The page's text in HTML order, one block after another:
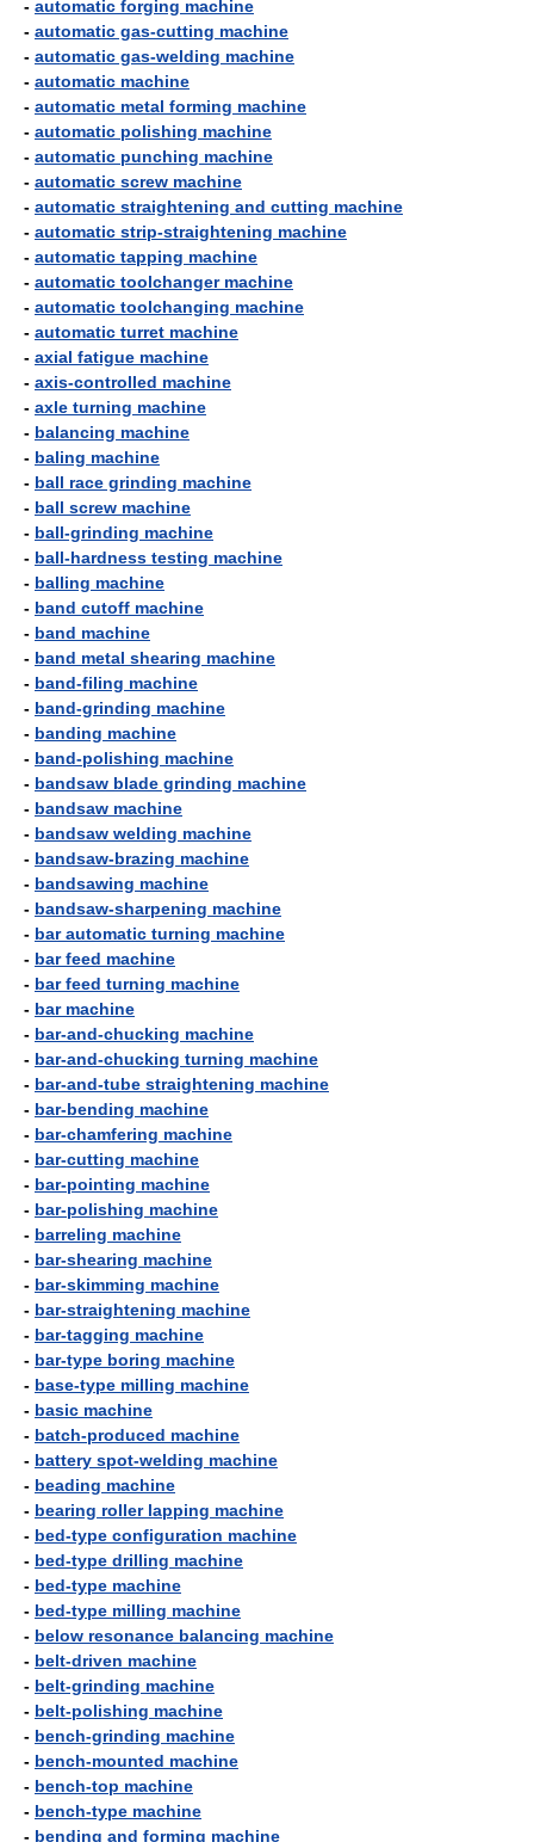
- automatic forging machine
- automatic gas-cutting machine
- automatic gas-welding machine
- automatic machine
- automatic metal forming machine
- automatic polishing machine
- automatic punching machine
- automatic screw machine
- automatic straightening and cutting machine
- automatic strip-straightening machine
- automatic tapping machine
- automatic toolchanger machine
- automatic toolchanging machine
- automatic turret machine
- axial fatigue machine
- axis-controlled machine
- axle turning machine
- balancing machine
- baling machine
- ball race grinding machine
- ball screw machine
- ball-grinding machine
- ball-hardness testing machine
- balling machine
- band cutoff machine
- band machine
- band metal shearing machine
- band-filing machine
- band-grinding machine
- banding machine
- band-polishing machine
- bandsaw blade grinding machine
- bandsaw machine
- bandsaw welding machine
- bandsaw-brazing machine
- bandsawing machine
- bandsaw-sharpening machine
- bar automatic turning machine
- bar feed machine
- bar feed turning machine
- bar machine
- bar-and-chucking machine
- bar-and-chucking turning machine
- bar-and-tube straightening machine
- bar-bending machine
- bar-chamfering machine
- bar-cutting machine
- bar-pointing machine
- bar-polishing machine
- barreling machine
- bar-shearing machine
- bar-skimming machine
- bar-straightening machine
- bar-tagging machine
- bar-type boring machine
- base-type milling machine
- basic machine
- batch-produced machine
- battery spot-welding machine
- beading machine
- bearing roller lapping machine
- bed-type configuration machine
- bed-type drilling machine
- bed-type machine
- bed-type milling machine
- below resonance balancing machine
- belt-driven machine
- belt-grinding machine
- belt-polishing machine
- bench-grinding machine
- bench-mounted machine
- bench-top machine
- bench-type machine
- bending and forming machine